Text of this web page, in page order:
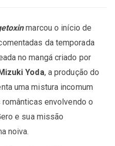
marcou o início de
da temporada
no mangá criado por
Yoda, a produção do
uma mistura incomum
envolvendo o
e sua missão
noiva.